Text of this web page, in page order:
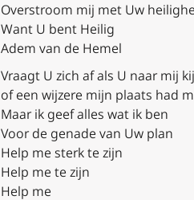
Overstroom mij met Uw
Want U bent Heilig
Adem van de Hemel
Vraagt U zich af als U naar mij
of een wijzere mijn plaats had
Maar ik geef alles wat ik ben
Voor de genade van Uw plan
Help me sterk te zijn
Help me te zijn
Help me